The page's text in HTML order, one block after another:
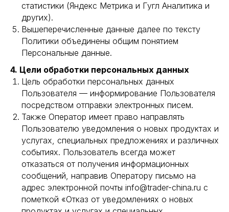
статистики (Яндекс Метрика и Гугл Аналитика и
других).
Вышеперечисленные данные далее по тексту
Политики объединены общим понятием
Персональные данные.
4. Цели обработки персональных данных
Цель обработки персональных данных
Пользователя — информирование Пользователя
посредством отправки электронных писем.
Также Оператор имеет право направлять
Пользователю уведомления о новых продуктах и
услугах, специальных предложениях и различных
событиях. Пользователь всегда может
отказаться от получения информационных
сообщений, направив Оператору письмо на
адрес электронной почты info@trader-china.ru с
пометкой «Отказ от уведомлениях о новых